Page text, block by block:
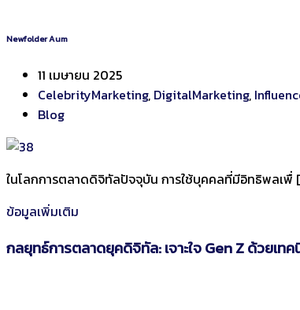
Newfolder Aum
11 เมษายน 2025
CelebrityMarketing, DigitalMarketing,
Blog
ในโลกการตลาดดิจิทัลปัจจุบัน การใช้บุคคลที่มีอิทธิพลเพื่
ข้อมูลเพิ่มเติม
กลยุทธ์การตลาดยุคดิจิทัล: เจาะใจ Gen Z ด้วยเท